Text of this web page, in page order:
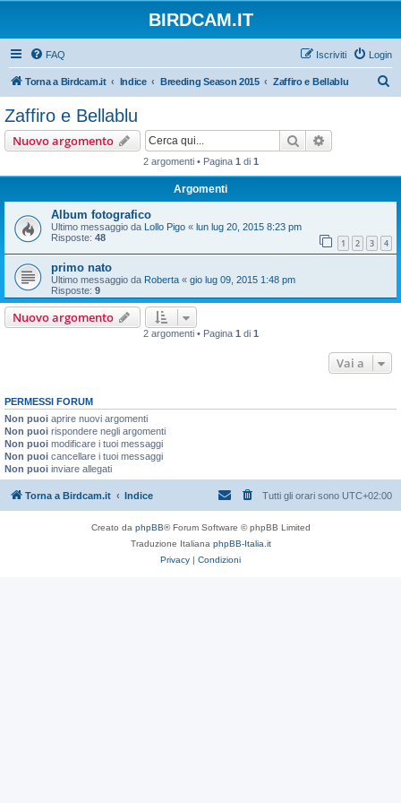
BIRDCAM.IT
FAQ Login
Iscriviti
Torna a Birdcam.it Indice Breeding Season 2015 Zaffiro e Bellablu
Zaffiro e Bellablu
Nuovo argomento Cerca
2 argomenti • Pagina 1 di 1
Argomenti
Album fotografico
Ultimo messaggio da Lollo Pigo « lun lug 20, 2015 8:23 pm
Risposte: 48 1 2 3 4
primo nato
Ultimo messaggio da Roberta « gio lug 09, 2015 1:48 pm
Risposte: 9
Nuovo argomento
2 argomenti • Pagina 1 di 1
Vai a
PERMESSI FORUM
Non puoi aprire nuovi argomenti
Non puoi rispondere negli argomenti
Non puoi modificare i tuoi messaggi
Non puoi cancellare i tuoi messaggi
Non puoi inviare allegati
Torna a Birdcam.it Indice Tutti gli orari sono UTC+02:00
Creato da phpBB® Forum Software © phpBB Limited
Traduzione Italiana phpBB-Italia.it
Privacy | Condizioni